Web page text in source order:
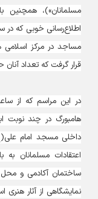
مسلمانان»)، همچنین
اطلاع‌رسانی خوبی که در
مساجد در مرکز اسلامی
قرار گرفت که تعداد آنان
هامبورگ در چند نوبت
داخلی مسجد امام
اعتقادات مسلمانان به
ساختمان آکادمی و محل
نمایشگاهی از آثار هنری